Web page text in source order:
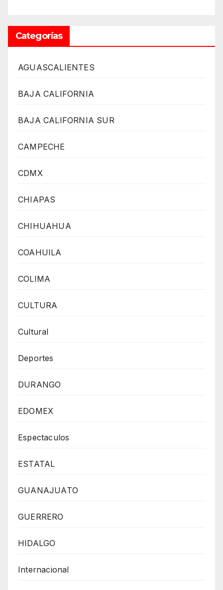
Categorías
AGUASCALIENTES
BAJA CALIFORNIA
BAJA CALIFORNIA SUR
CAMPECHE
CDMX
CHIAPAS
CHIHUAHUA
COAHUILA
COLIMA
CULTURA
Cultural
Deportes
DURANGO
EDOMEX
Espectaculos
ESTATAL
GUANAJUATO
GUERRERO
HIDALGO
Internacional